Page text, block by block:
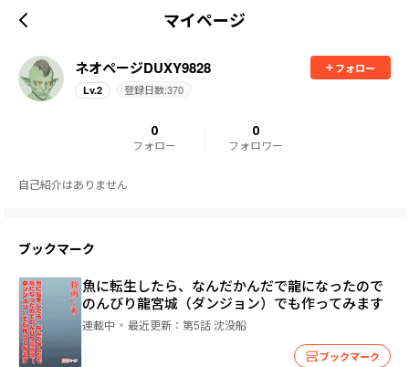
マイページ
ネオページDUXY9828
フォロー
Lv.2 登録日数:370
0
フォロー
0
フォロワー
自己紹介はありません
ブックマーク
魚に転生したら、なんだかんだで龍になったので
のんびり龍宮城（ダンジョン）でも作ってみます
連載中 最近更新： 第5話 沈没船
ブックマーク